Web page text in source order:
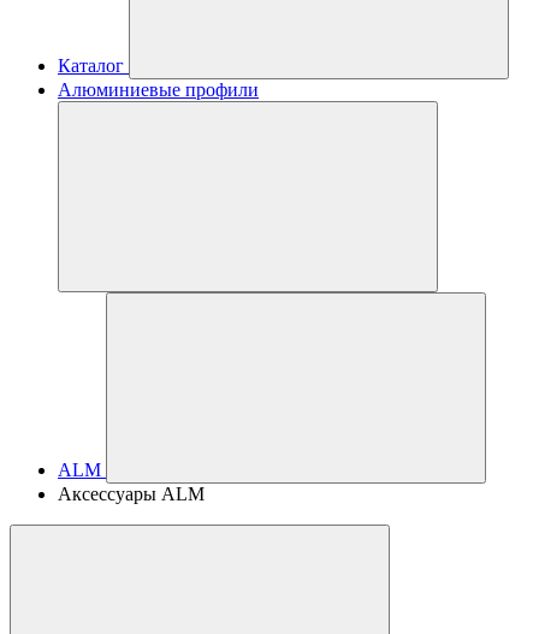
Каталог
Алюминиевые профили
ALM
Аксессуары ALM